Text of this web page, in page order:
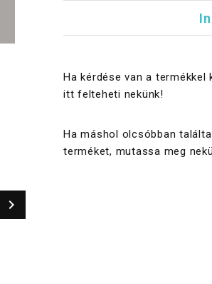
Ha kérdése van a termékkel
itt felteheti nekünk!
Ha máshol olcsóbban
terméket, mutassa meg